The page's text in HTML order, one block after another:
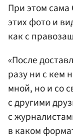
При этом
этих фото и
как с
«После
разу ни с кем
мной, но и со
с другими
с
в каком